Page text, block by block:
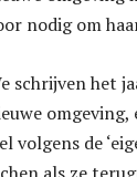
nodig om
schrijven het
omgeving,
volgens de